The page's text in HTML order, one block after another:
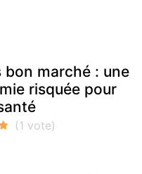
bon marché : une
risquée pour